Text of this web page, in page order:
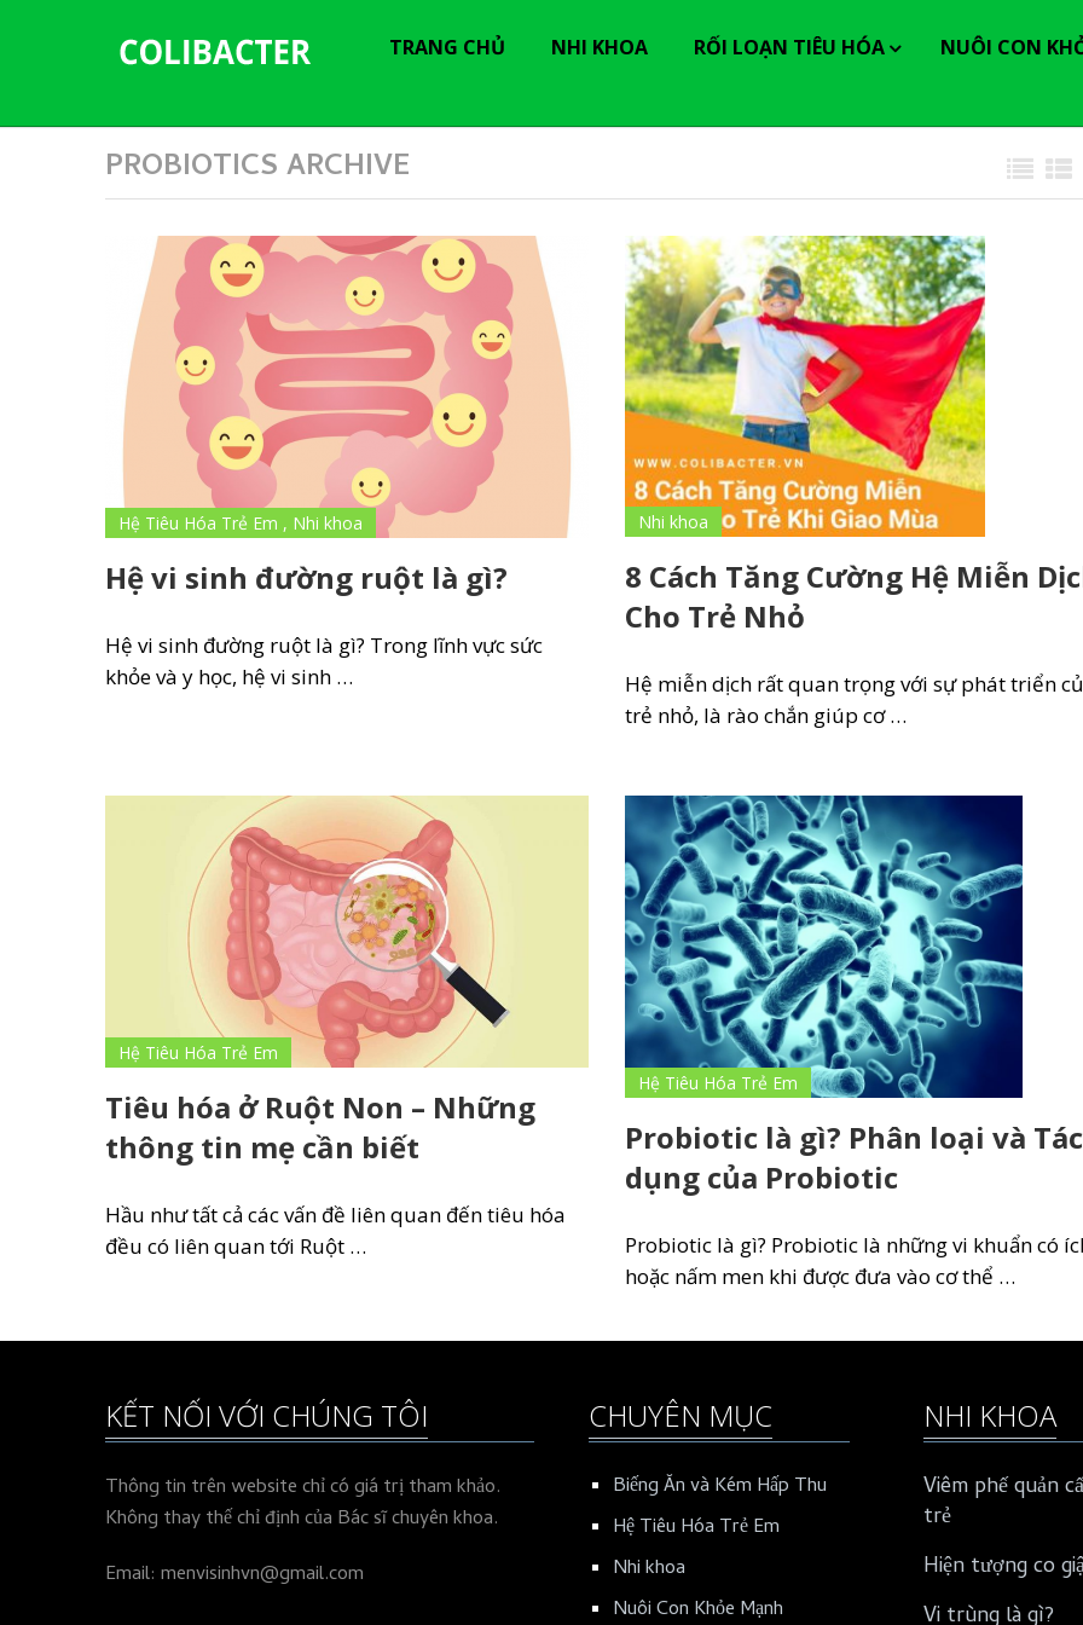
TRANG CHỦ NHI KHOA RỐI LOẠN TIÊU HÓA NUÔI CON
PROBIOTICS ARCHIVE
Hệ vi sinh đường ruột là gì?
Hệ Tiêu Hóa Trẻ Em , Nhi khoa
Hệ vi sinh đường ruột là gì? Trong lĩnh vực sức
khỏe và y học, hệ vi sinh …
8 Cách Tăng Cường Hệ Miễn
Cho Trẻ Nhỏ
Nhi khoa
Hệ miễn dịch rất quan trọng với sự phát triển
trẻ nhỏ, là rào chắn giúp cơ …
Tiêu hóa ở Ruột Non – Những
thông tin mẹ cần biết
Hệ Tiêu Hóa Trẻ Em
Hầu như tất cả các vấn đề liên quan đến tiêu hóa
đều có liên quan tới Ruột …
Probiotic là gì? Phân loại và Tác
dụng của Probiotic
Hệ Tiêu Hóa Trẻ Em
Probiotic là gì? Probiotic là những vi khuẩn có
hoặc nấm men khi được đưa vào cơ thể …
KẾT NỐI VỚI CHÚNG TÔI
Thông tin trên website chỉ có giá trị tham khảo.
Không thay thế chỉ định của Bác sĩ chuyên khoa.
Email: menvisinhvn@gmail.com
CHUYÊN MỤC
Biếng Ăn và Kém Hấp Thu
Hệ Tiêu Hóa Trẻ Em
Nhi khoa
Nuôi Con Khỏe Mạnh
NHI KHOA
Viêm phế quản
trẻ
Hiện tượng co
Vi trùng là gì?